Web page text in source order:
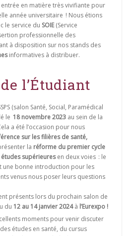
entrée en matière très vivifiante pour
année universitaire ! Nous étions
le service du SOIE(Service
professionnelle des
à disposition sur nos stands des
informatives à distribuer.
l’Étudiant
(salon Santé, Social, Paramédical
le 18 novembre 2023 au sein de la
a été l’occasion pour nous
sur les filières de santé,
la réforme du premier cycle
études supérieuresen deux voies : le
une bonne introduction pour les
venus nous poser leurs questions
présents lors du prochain salon de
du 12 au 14 janvier 2024à l’Eurexpo !
moments pour venir discuter
études en santé, du cursus